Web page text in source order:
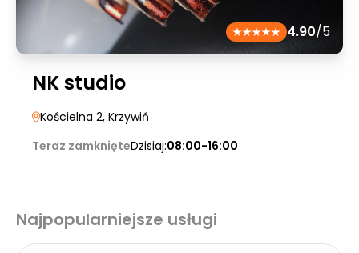
4.90/5
NK studio
Kościelna 2, Krzywiń
Teraz zamknięteDzisiaj:08:00-16:00
Najpopularniejsze usługi